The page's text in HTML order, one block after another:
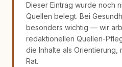
Dieser Eintrag wurde noch
Quellen belegt. Bei
besonders wichtig — wir
redaktionellen Quellen-
die Inhalte als Orientierung,
Rat.